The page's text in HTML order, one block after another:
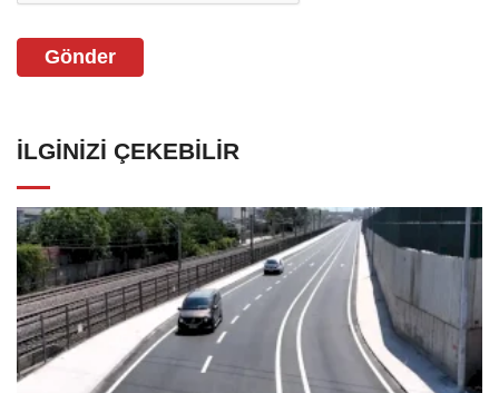
Gönder
İLGINIZI ÇEKEBILIR